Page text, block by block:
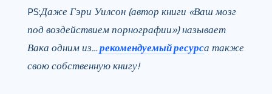
PS:Даже Гэри Уилсон (автор книги «Ваш мозг
под воздействием порнографии») называет
Вака одним из…рекомендуемый ресурса также
свою собственную книгу!